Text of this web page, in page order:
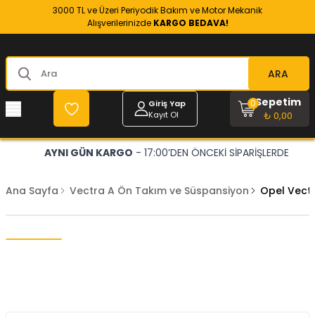
3000 TL ve Üzeri Periyodik Bakım ve Motor Mekanik
Alışverilerinizde KARGO BEDAVA!
ARA
Giriş Yap
Kayıt Ol
Sepetim
₺ 0,00
0
AYNI GÜN KARGO - 17:00’DEN ÖNCEKİ SİPARİŞLERDE
Ana Sayfa Vectra A Ön Takım ve Süspansiyon Opel